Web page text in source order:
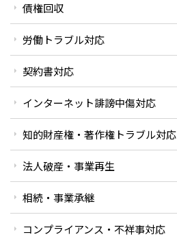
債権回収
労働トラブル対応
契約書対応
インターネット誹謗中傷対応
知的財産権・著作権トラブル対応
法人破産・事業再生
相続・事業承継
コンプライアンス・不祥事対応